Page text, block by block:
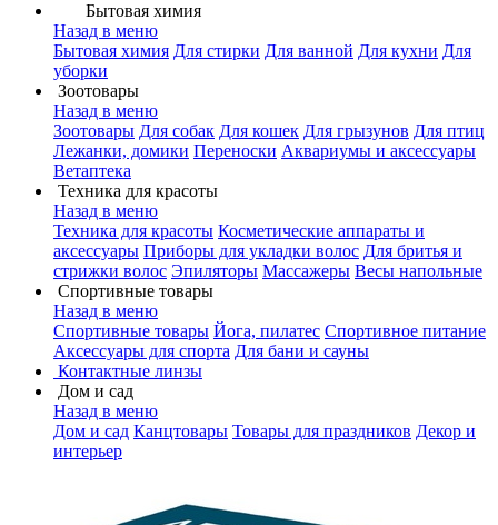
Бытовая химия
Назад в меню
Бытовая химия Для стирки Для ванной Для кухни Для
уборки
Зоотовары
Назад в меню
Зоотовары Для собак Для кошек Для грызунов Для птиц
Лежанки, домики Переноски Аквариумы и аксессуары
Ветаптека
Техника для красоты
Назад в меню
Техника для красоты Косметические аппараты и
аксессуары Приборы для укладки волос Для бритья и
стрижки волос Эпиляторы Массажеры Весы напольные
Спортивные товары
Назад в меню
Спортивные товары Йога, пилатес Спортивное питание
Аксессуары для спорта Для бани и сауны
Контактные линзы
Дом и сад
Назад в меню
Дом и сад Канцтовары Товары для праздников Декор и
интерьер